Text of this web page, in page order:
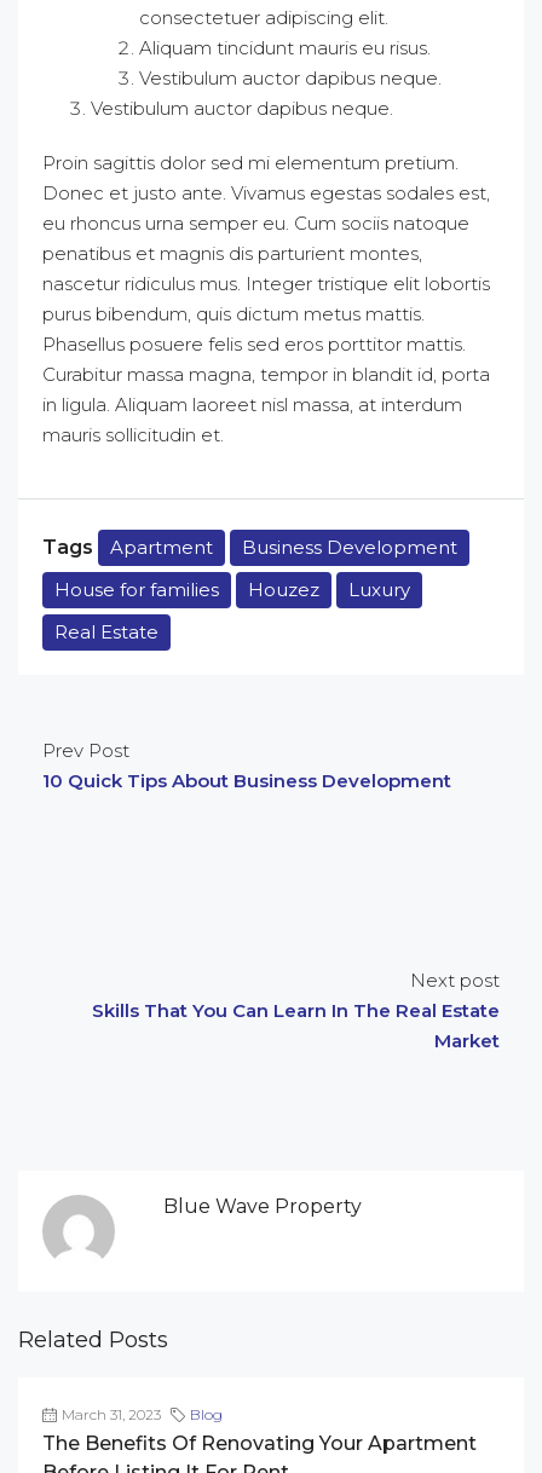
consectetuer adipiscing elit.
Aliquam tincidunt mauris eu risus.
Vestibulum auctor dapibus neque.
Vestibulum auctor dapibus neque.
Proin sagittis dolor sed mi elementum pretium.
Donec et justo ante. Vivamus egestas sodales est,
eu rhoncus urna semper eu. Cum sociis natoque
penatibus et magnis dis parturient montes,
nascetur ridiculus mus. Integer tristique elit lobortis
purus bibendum, quis dictum metus mattis.
Phasellus posuere felis sed eros porttitor mattis.
Curabitur massa magna, tempor in blandit id, porta
in ligula. Aliquam laoreet nisl massa, at interdum
mauris sollicitudin et.
Tags Apartment
Business Development
House for families
Houzez
Luxury
Real Estate
Prev Post
10 Quick Tips About Business Development
Next post
Skills That You Can Learn In The Real Estate
Market
Blue Wave Property
Related Posts
March 31, 2023 Blog
The Benefits Of Renovating Your Apartment